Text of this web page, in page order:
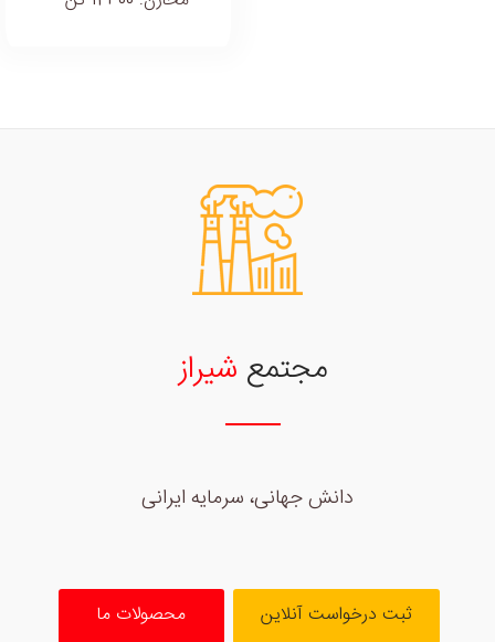
مجتمع شیراز
دانش جهانی، سرمایه ایرانی
ثبت درخواست آنلاین محصولات ما